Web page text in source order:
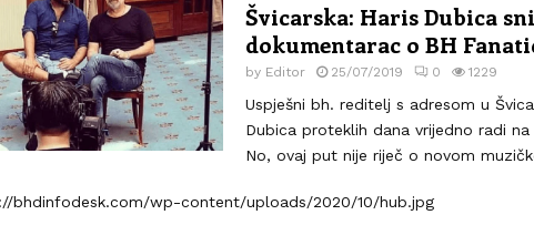
Švicarska: Haris Dubica
dokumentarac o BH
by Editor 25/07/2019 0 1229
Uspješni bh. reditelj s adresom u
Dubica proteklih dana vrijedno radi
No, ovaj put nije riječ o novom
bhdinfodesk.com/wp-content/uploads/2020/10/hub.jpg